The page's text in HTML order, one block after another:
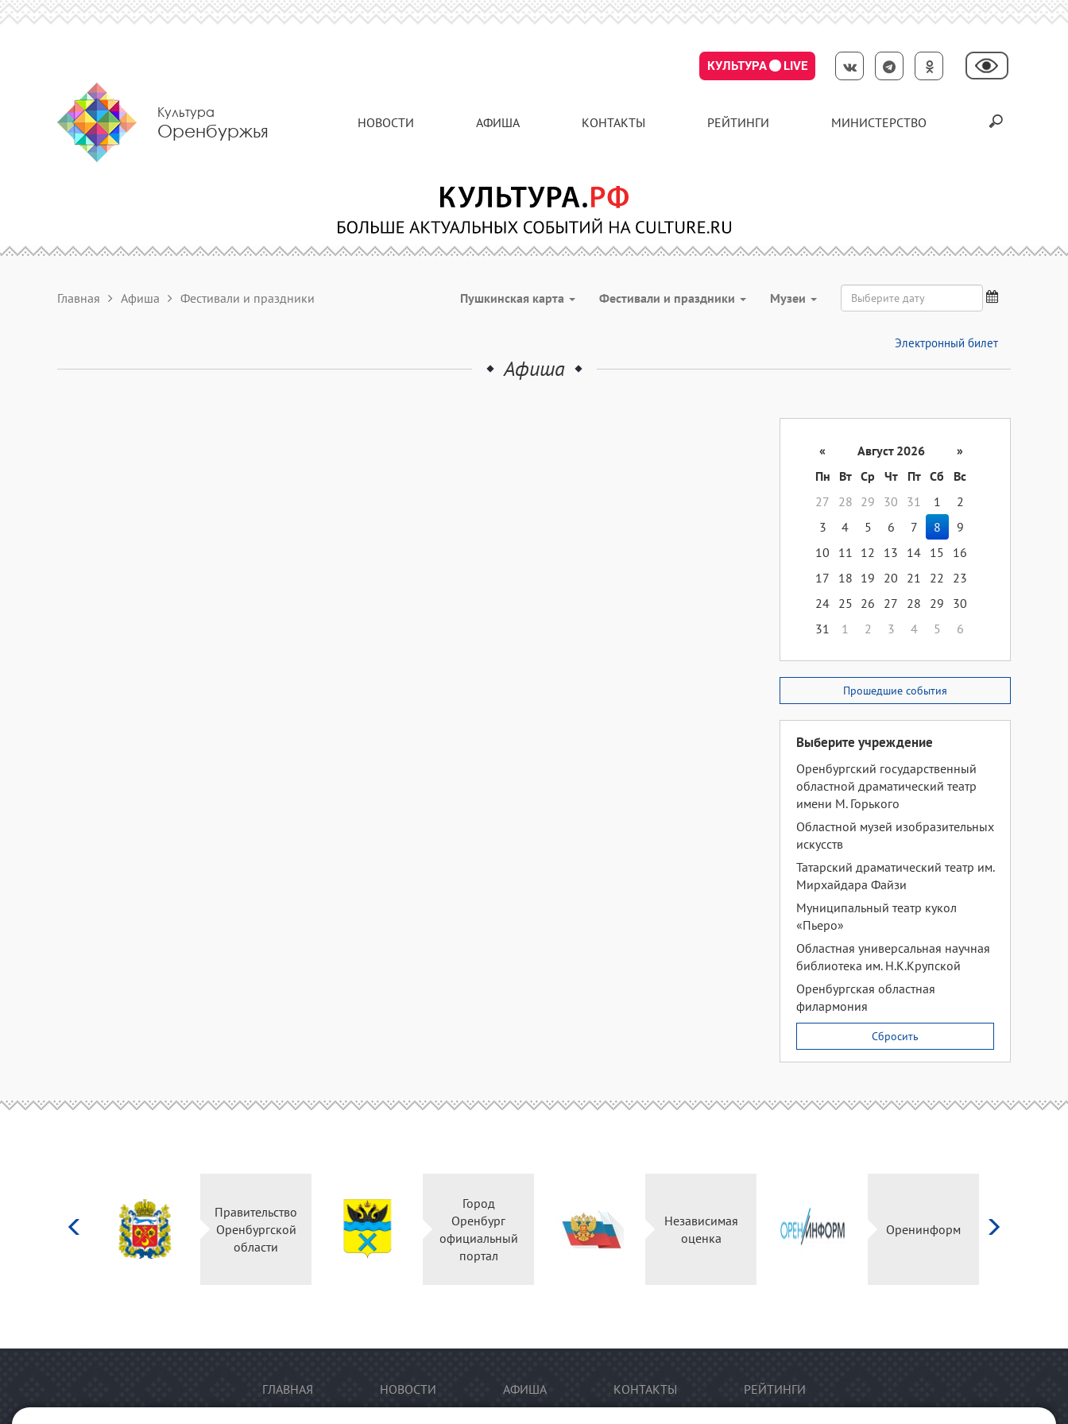
КУЛЬТУРА LIVE
Культура
Оренбуржья НОВОСТИ АФИША КОНТАКТЫ РЕЙТИНГИ МИНИСТЕРСТВО
Главная Афиша Фестивали и праздники Пушкинская карта Фестивали и праздники Музеи
Электронный билет
Афиша
« Август 2026
»
Пн
Вт Ср Чт Пт Сб
Вс
27
28 29 30 31 1
2
3
4 5 6 7 8
9
10
11 12 13 14 15
16
17
18 19 20 21 22
23
24 25 26 27 28 29
30
31
1 2 3 4 5 6
Прошедшие события
Выберите учреждение
Оренбургский государственный
областной драматический театр
имени М. Горького
Областной музей изобразительных
искусств
Татарский драматический театр им.
Мирхайдара Файзи
Муниципальный театр кукол
«Пьеро»
Областная универсальная научная
библиотека им. Н.К.Крупской
Оренбургская областная
филармония
Сбросить
Правительство
Оренбургской
области
Город
Оренбург
официальный
портал
Независимая
оценка
Оренинформ
ГЛАВНАЯ НОВОСТИ АФИША КОНТАКТЫ РЕЙТИНГИ